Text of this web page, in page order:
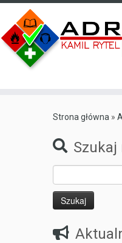
Strona główna »
Szukaj